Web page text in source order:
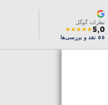
نظرات گوگل
5,0
★★★★★
66 نقد و بررسی‌ها